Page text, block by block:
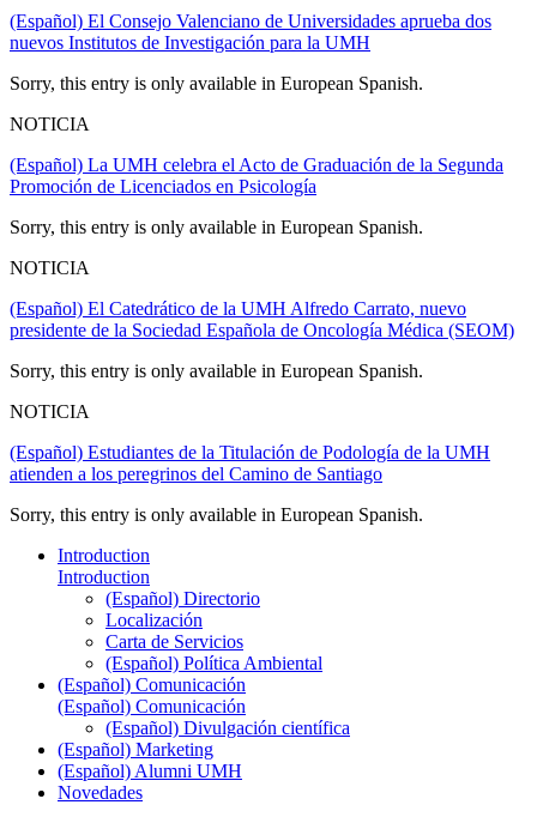
(Español) El Consejo Valenciano de Universidades aprueba dos
nuevos Institutos de Investigación para la UMH
Sorry, this entry is only available in European Spanish.
NOTICIA
(Español) La UMH celebra el Acto de Graduación de la Segunda
Promoción de Licenciados en Psicología
Sorry, this entry is only available in European Spanish.
NOTICIA
(Español) El Catedrático de la UMH Alfredo Carrato, nuevo
presidente de la Sociedad Española de Oncología Médica (SEOM)
Sorry, this entry is only available in European Spanish.
NOTICIA
(Español) Estudiantes de la Titulación de Podología de la UMH
atienden a los peregrinos del Camino de Santiago
Sorry, this entry is only available in European Spanish.
Introduction
Introduction
(Español) Directorio
Localización
Carta de Servicios
(Español) Política Ambiental
(Español) Comunicación
(Español) Comunicación
(Español) Divulgación científica
(Español) Marketing
(Español) Alumni UMH
Novedades